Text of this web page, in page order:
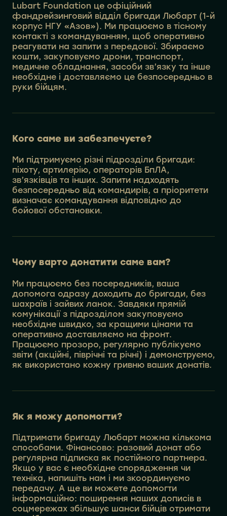
Lubart Foundation це офіційний
фандрейзинговий відділ бригади Любарт (1-й
корпус НГУ «Азов»). Ми працюємо в тісному
контакті з командуванням, щоб оперативно
реагувати на запити з передової. Збираємо
кошти, закуповуємо дрони, транспорт,
медичне обладнання, засоби зв’язку та інше
необхідне і доставляємо це безпосередньо в
руки бійцям.
Кого саме ви забезпечуєте?
Ми підтримуємо різні підрозділи бригади:
піхоту, артилерію, операторів БпЛА,
зв’язківців та інших. Запити надходять
безпосередньо від командирів, а пріоритети
визначає командування відповідно до
бойової обстановки.
Чому варто донатити саме вам?
Ми працюємо без посередників, ваша
допомога одразу доходить до бригади, без
шахраїв і зайвих ланок. Завдяки прямій
комунікації з підрозділом закуповуємо
необхідне швидко, за кращими цінами та
оперативно доставляємо на фронт.
Працюємо прозоро, регулярно публікуємо
звіти (акційні, піврічні та річні) і демонструємо,
як використано кожну гривню ваших донатів.
Як я можу допомогти?
Підтримати бригаду Любарт можна кількома
способами. Фінансово: разовий донат або
регулярна підписка як постійного партнера.
Якщо у вас є необхідне спорядження чи
техніка, напишіть нам і ми зкоординуємо
передачу. А ще ви можете допомогти
інформаційно: поширення наших дописів в
соцмережах збільшує шанси бійців отримати